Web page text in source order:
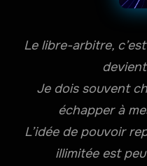
Le libre-arbitre,
Je dois souvent
échapper à
L’idée de pouvoir
illimitée est